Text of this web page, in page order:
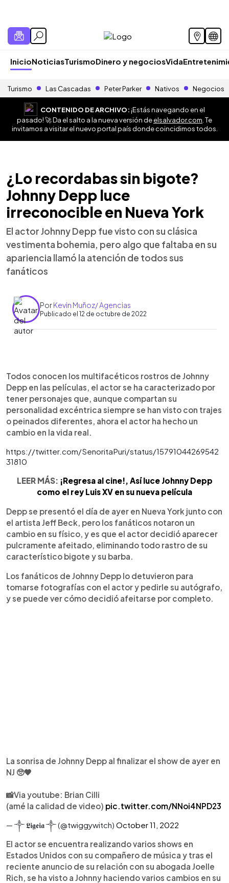
InicioNoticiasTurismoDinero y negociosVida
Turismo Las Cascadas Peter Parker Nativos Negocios
CONTENIDO DE ARCHIVO:¡Estás navegando en el
pasado! 🚀 Da el salto a la nueva versión deelsalvador.com . Te
invitamos a visitar el nuevo portal país donde coincidimos todos.
¿Lo recordabas sin bigote?
Johnny Depp luce
irreconocible en Nueva York
El actor Johnny Depp fue visto con su clásica
vestimenta bohemia, pero algo que faltaba en su
apariencia llamó la atención de todos sus
fanáticos
PorKevin Muñoz/ Agencias
Publicado el 12 de octubre de 2022
Escuchar artículo
Todos conocen los multifacéticos rostros de Johnny
Depp en las películas, el actor se ha caracterizado por
tener personajes que, aunque compartan su
personalidad excéntrica siempre se han visto con trajes
o peinados diferentes, ahora el actor ha hecho un
cambio en la vida real.
https://twitter.com/SenoritaPuri/status/15791044269542
31810
LEER MÁS: ¡Regresa al cine!, Así luce Johnny Depp
como el rey Luis XV en su nueva película
Depp se presentó el día de ayer en Nueva York junto con
el artista Jeff Beck, pero los fanáticos notaron un
cambio en su físico, y es que el actor decidió aparecer
pulcramente afeitado, eliminando todo rastro de su
característico bigote y su barba.
Los fanáticos de Johnny Depp lo detuvieron para
tomarse fotografías con el actor y pedirle su autógrafo,
y se puede ver cómo decidió afeitarse por completo.
La sonrisa de Johnny Depp al finalizar el show de ayer en
NJ 🥺🖤
📸Via youtube: Brian Cilli
(amé la calidad de video) pic.twitter.com/NNoi4NPD23
— ༒ 𝕷𝖎𝖌𝖊𝖎𝖆 ༒ (@twiggywitch) October 11, 2022
El actor se encuentra realizando varios shows en
Estados Unidos con su compañero de música y tras el
reciente anuncio de su relación con su abogada Joelle
Rich, se ha visto a Johnny haciendo varios cambios en su